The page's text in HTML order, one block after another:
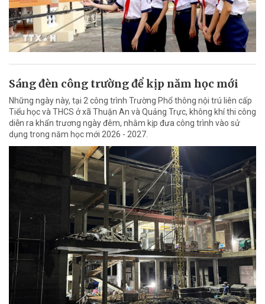
Sáng đèn công trường để kịp năm học mới
Những ngày này, tại 2 công trình Trường Phổ thông nội trú liên cấp
Tiểu học và THCS ở xã Thuận An và Quảng Trực, không khí thi công
diễn ra khẩn trương ngày đêm, nhằm kịp đưa công trình vào sử
dụng trong năm học mới 2026 - 2027.